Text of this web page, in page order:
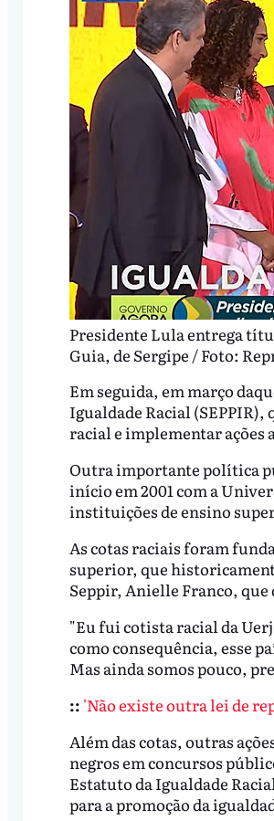
Presidente Lula entrega
Guia, de Sergipe / Foto:
Em seguida, em março
Igualdade Racial
racial e implementar ações
Outra importante política
início em 2001 com a
instituições de ensino
As cotas raciais foram
superior, que
Seppir, Anielle Franco,
"Eu fui cotista racial da
como consequência, esse
Mas ainda somos pouco,
:: 'Não existe outra lei de
Além das cotas, outras
negros em concursos
Estatuto da Igualdade
para a promoção da